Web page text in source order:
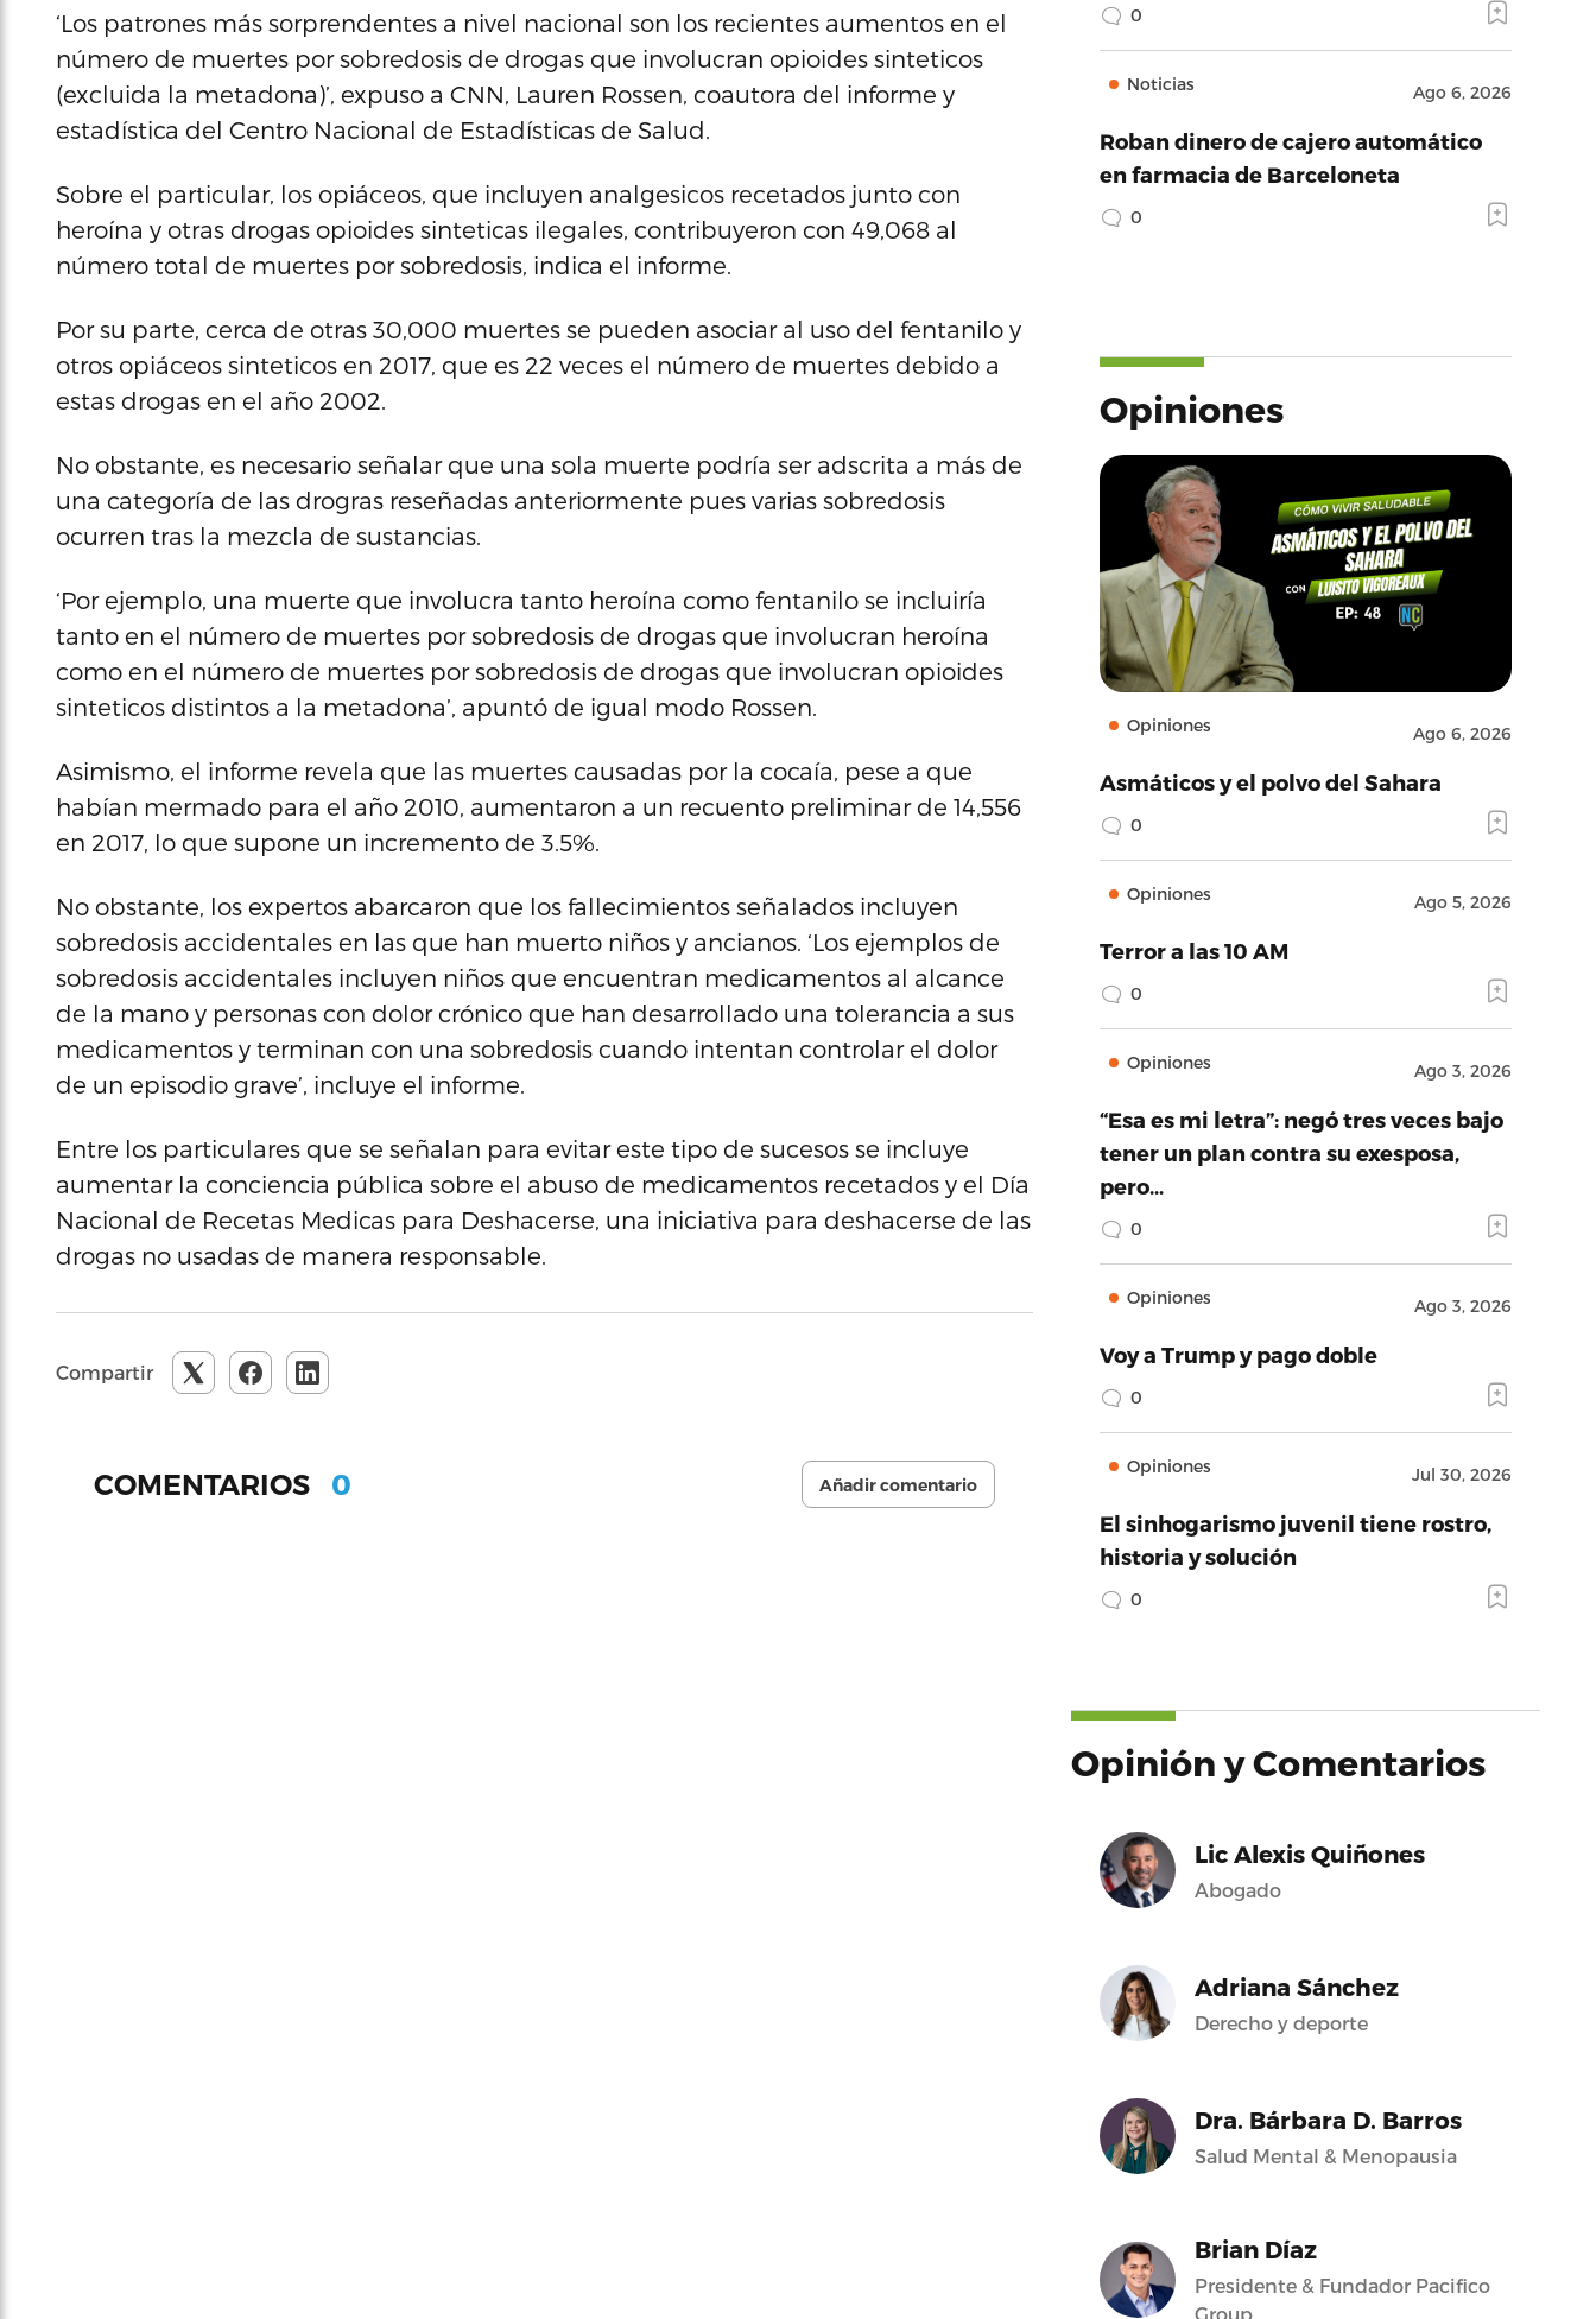
‘Los patrones más sorprendentes a nivel nacional son los recientes aumentos en el
número de muertes por sobredosis de drogas que involucran opioides sinteticos
(excluida la metadona)’, expuso a CNN, Lauren Rossen, coautora del informe y
estadística del Centro Nacional de Estadísticas de Salud.
Sobre el particular, los opiáceos, que incluyen analgesicos recetados junto con
heroína y otras drogas opioides sinteticas ilegales, contribuyeron con 49,068 al
número total de muertes por sobredosis, indica el informe.
Por su parte, cerca de otras 30,000 muertes se pueden asociar al uso del fentanilo y
otros opiáceos sinteticos en 2017, que es 22 veces el número de muertes debido a
estas drogas en el año 2002.
No obstante, es necesario señalar que una sola muerte podría ser adscrita a más de
una categoría de las drogras reseñadas anteriormente pues varias sobredosis
ocurren tras la mezcla de sustancias.
‘Por ejemplo, una muerte que involucra tanto heroína como fentanilo se incluiría
tanto en el número de muertes por sobredosis de drogas que involucran heroína
como en el número de muertes por sobredosis de drogas que involucran opioides
sinteticos distintos a la metadona’, apuntó de igual modo Rossen.
Asimismo, el informe revela que las muertes causadas por la cocaía, pese a que
habían mermado para el año 2010, aumentaron a un recuento preliminar de 14,556
en 2017, lo que supone un incremento de 3.5%.
No obstante, los expertos abarcaron que los fallecimientos señalados incluyen
sobredosis accidentales en las que han muerto niños y ancianos. ‘Los ejemplos de
sobredosis accidentales incluyen niños que encuentran medicamentos al alcance
de la mano y personas con dolor crónico que han desarrollado una tolerancia a sus
medicamentos y terminan con una sobredosis cuando intentan controlar el dolor
de un episodio grave’, incluye el informe.
Entre los particulares que se señalan para evitar este tipo de sucesos se incluye
aumentar la conciencia pública sobre el abuso de medicamentos recetados y el Día
Nacional de Recetas Medicas para Deshacerse, una iniciativa para deshacerse de las
drogas no usadas de manera responsable.
Compartir
COMENTARIOS 0 Añadir comentario
0
Noticias Ago 6, 2026
Roban dinero de cajero automático
en farmacia de Barceloneta
0
Opiniones
Opiniones Ago 6, 2026
Asmáticos y el polvo del Sahara
0
Opiniones Ago 5, 2026
Terror a las 10 AM
0
Opiniones Ago 3, 2026
“Esa es mi letra”: negó tres veces bajo
tener un plan contra su exesposa,
pero…
0
Opiniones Ago 3, 2026
Voy a Trump y pago doble
0
Opiniones Jul 30, 2026
El sinhogarismo juvenil tiene rostro,
historia y solución
0
Opinión y Comentarios
Lic Alexis Quiñones
Abogado
Adriana Sánchez
Derecho y deporte
Dra. Bárbara D. Barros
Salud Mental & Menopausia
Brian Díaz
Presidente & Fundador Pacifico
Group